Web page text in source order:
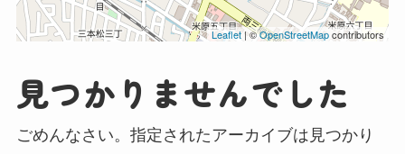
Leaflet | ©OpenStreetMapcontributors
見つかりませんでした
ごめんなさい。指定されたアーカイブは見つかり